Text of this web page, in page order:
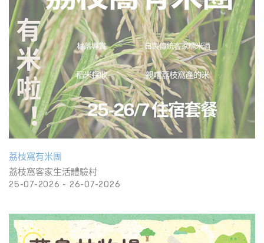
荔枝窩有米團
荔枝窩客家生活體驗村
25-07-2026 - 26-07-2026